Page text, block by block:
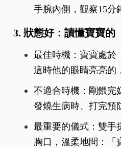
手腕內側，觀察15分
3. 狀態好：讀懂寶寶的
最佳時機：寶寶處於
這時他的眼睛亮亮的
不適合時機：剛餵完
發燒生病時、打完預
最重要的儀式：雙手
胸口，溫柔地問：「